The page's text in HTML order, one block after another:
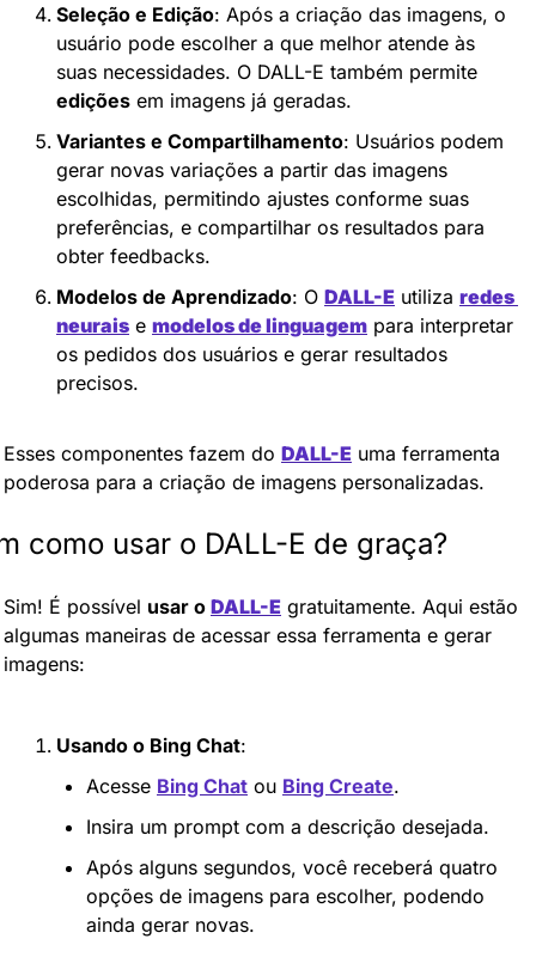
Seleção e Edição: Após a criação das imagens, o
usuário pode escolher a que melhor atende às
edições em imagens já geradas.
Variantes e Compartilhamento: Usuários podem
gerar novas variações a partir das imagens
escolhidas, permitindo ajustes conforme suas
preferências, e compartilhar os resultados para
obter feedbacks.
Modelos de Aprendizado: O DALL-E utiliza redes
neurais e modelos de linguagem para interpretar
os pedidos dos usuários e gerar resultados
precisos.
Esses componentes fazem do DALL-E uma ferramenta
poderosa para a criação de imagens personalizadas.
como usar o DALL-E de graça?
Sim! É possível usar o DALL-E gratuitamente. Aqui estão
algumas maneiras de acessar essa ferramenta e gerar
imagens:
Usando o Bing Chat:
Acesse Bing Chat ou Bing Create.
Insira um prompt com a descrição desejada.
Após alguns segundos, você receberá quatro
opções de imagens para escolher, podendo
ainda gerar novas.